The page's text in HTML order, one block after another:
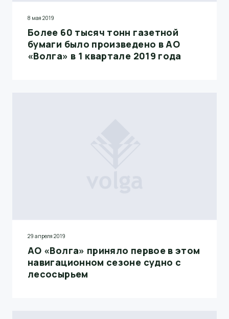
8 мая 2019
Более 60 тысяч тонн газетной
бумаги было произведено в АО
«Волга» в 1 квартале 2019 года
29 апреля 2019
АО «Волга» приняло первое в этом
навигационном сезоне судно с
лесосырьем